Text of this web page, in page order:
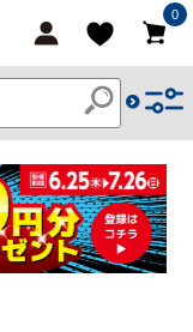
0